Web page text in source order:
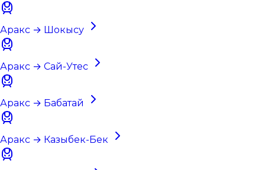
Аракс → Шокысу
Аракс → Сай-Утес
Аракс → Бабатай
Аракс → Казыбек-Бек